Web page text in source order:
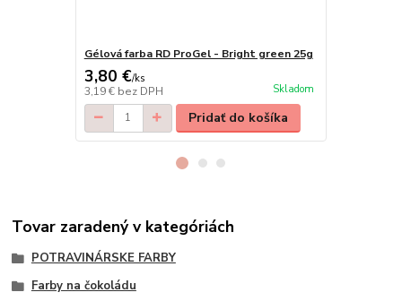
Gélová farba RD ProGel - Bright green 25g
3,80 €/ks
3,19 € bez DPH Skladom
Pridať do košíka
Tovar zaradený v kategóriách
POTRAVINÁRSKE FARBY
Farby na čokoládu